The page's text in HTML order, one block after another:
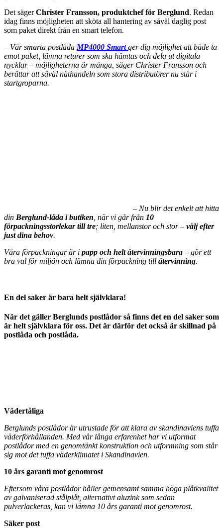
Det sägerChrister Fransson, produktchef för Berglund. Redan
idag finns möjligheten att sköta all hantering av såväl daglig post
som paket direkt från en smart telefon.
– Vår smarta postlåda MP4000 Smart ger dig möjlighet att både ta
emot paket, lämna returer som ska hämtas och dela ut digitala
nycklar – möjligheterna är många, säger Christer Fransson och
berättar att såväl näthandeln som stora distributörer nu står i
startgroparna.
– Nu blir det enkelt att hitta
din Berglund-låda i butiken , när vi går från 10
förpackningsstorlekar till tre; liten, mellanstor och stor – välj efter
just dina behov.
Våra förpackningar är i papp och helt återvinningsbara – gör ett
bra val för miljön och lämna din förpackning till återvinning.
En del saker är bara helt självklara!
När det gäller Berglunds postlådor så finns det en del saker som
är helt självklara för oss. Det är därför det också är skillnad på
postlåda och postlåda.
Vädertåliga
Berglunds postlådor är utrustade för att klara av skandinaviens tuffa
väderförhållanden. Med vår långa erfarenhet har vi utformat
postlådor med en genomtänkt konstruktion och utformning som står
sig mot det tuffa väderklimatet i Skandinavien.
10 års garanti mot genomrost
Eftersom våra postlådor håller gemensamt samma höga plåtkvalitet
av galvaniserad stålplåt, alternativt aluzink som sedan
pulverlackeras, kan vi lämna 10 års garanti mot genomrost.
Säker post